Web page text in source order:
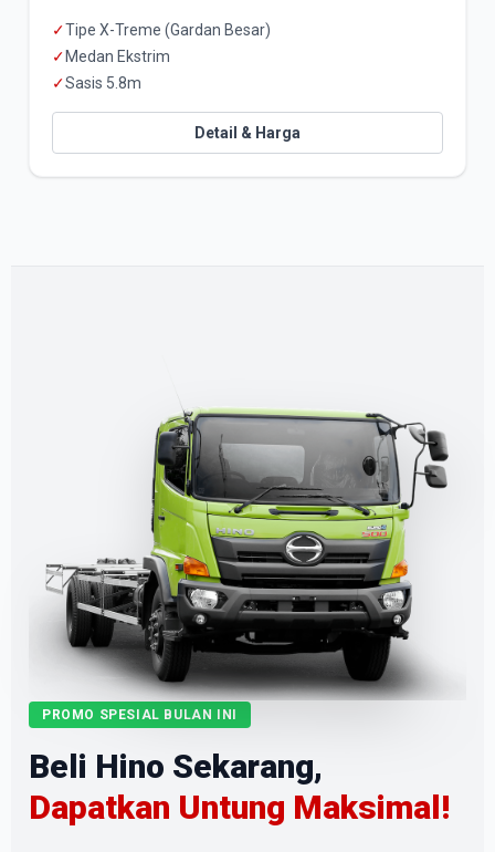
✓Tipe X-Treme (Gardan Besar)
✓ Medan Ekstrim
✓Sasis 5.8m
Detail & Harga
PROMO SPESIAL BULAN INI
Beli Hino Sekarang,
Dapatkan Untung Maksimal!